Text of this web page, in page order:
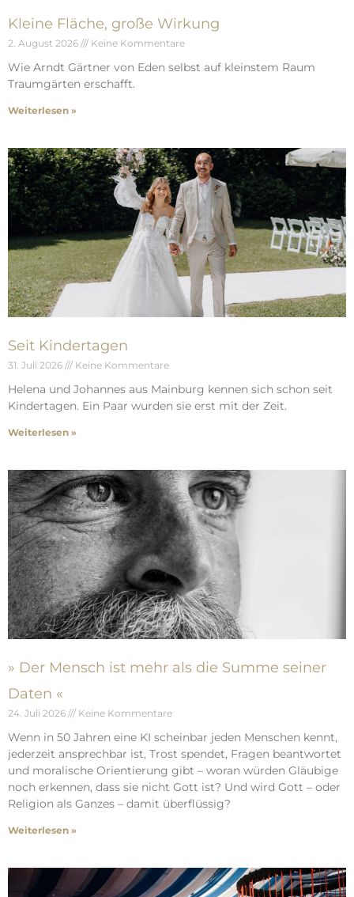
Kleine Fläche, große Wirkung
2. August 2026 Keine Kommentare
Wie Arndt Gärtner von Eden selbst auf kleinstem Raum
Traumgärten erschafft.
Weiterlesen »
Seit Kindertagen
31. Juli 2026 Keine Kommentare
Helena und Johannes aus Mainburg kennen sich schon seit
Kindertagen. Ein Paar wurden sie erst mit der Zeit.
Weiterlesen »
» Der Mensch ist mehr als die Summe seiner
Daten «
24. Juli 2026 Keine Kommentare
Wenn in 50 Jahren eine KI scheinbar jeden Menschen kennt,
jederzeit ansprechbar ist, Trost spendet, Fragen beantwortet
und moralische Orientierung gibt – woran würden Gläubige
noch erkennen, dass sie nicht Gott ist? Und wird Gott – oder
Religion als Ganzes – damit überflüssig?
Weiterlesen »